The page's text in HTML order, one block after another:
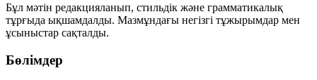
Бұл мәтін редакцияланып, стильдік және грамматикалық
тұрғыда ықшамдалды. Мазмұндағы негізгі тұжырымдар мен
ұсыныстар сақталды.
Бөлімдер